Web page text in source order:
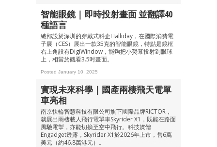
智能眼鏡｜即時投射畫面 並翻譯40
種語言
總部設於深圳的穿戴式科企Halliday，在國際消費電
子展（CES）展出一款35克的智能眼鏡，特點是鏡框
右上角設有DigiWindow，能夠把小熒幕投射到眼球
上，相當於觀看3.5吋畫面。
Posted January 10, 2025
實現未來科學｜國產兩棲飛天電單
車亮相
南京快輪智慧科技有限公司旗下國際品牌RICTOR，
就展出兩棲載人飛行電單車Skyrider X1，既能在路面
風馳電掣，亦能切換至空中飛行。科技媒體
Engadget透露，Skyrider X1於2026年上市，售6萬
美元（約46.8萬港元）。